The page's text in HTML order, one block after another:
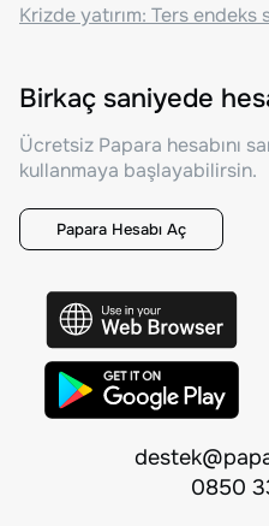
Krizde yatırım: Ters
Birkaç saniyede
Ücretsiz Papara hesabını
kullanmaya başlayabilirsin.
Papara Hesabı Aç
0850